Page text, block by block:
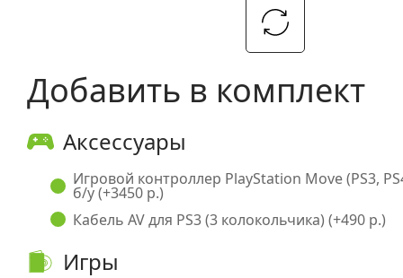
Добавить в комплект
Аксессуары
Игровой контроллер PlayStation Move (PS3,
б/у (+3450 р.)
Кабель AV для PS3 (3 колокольчика) (+490 р.)
Игры